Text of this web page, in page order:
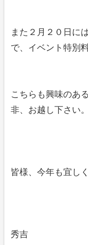
また２月２０日に
で、イベント特別
こちらも興味のあ
非、お越し下さい。
皆様、今年も宜し
秀吉